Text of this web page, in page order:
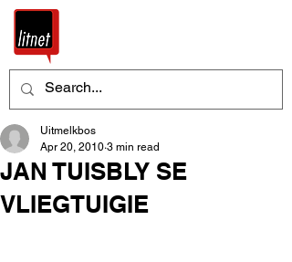
JAN TUISBLY SE
VLIEGTUIGIE
Uitmelkbos
Apr 20, 2010 3 min read